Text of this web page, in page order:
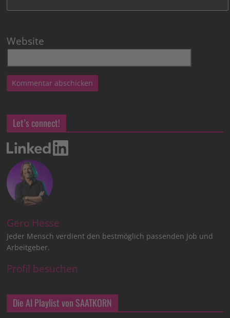
Website
Let’s connect!
Gero Hesse
Jeder Mensch verdient den bestmöglich passenden Job und
Arbeitgeber.
Profil besuchen
Die AI Playlist von SAATKORN